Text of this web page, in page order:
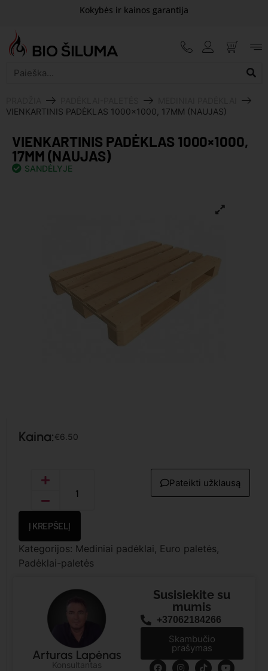
Kokybės ir kainos garantija
VIENKARTINIS PADĖKLAS 1000×1000, 17MM (NAUJAS)
VIENKARTINIS PADĖKLAS 1000×1000,
17MM (NAUJAS)
SANDĖLYJE
Kaina:€6.50
Į KREPŠELĮ
Pateikti užklausą
Kategorijos: Mediniai padėklai, Euro paletės,
Padėklai-paletės
Susisiekite su
mumis
+37062184266
Skambučio
prašymas
Arturas Lapėnas
Konsultantas